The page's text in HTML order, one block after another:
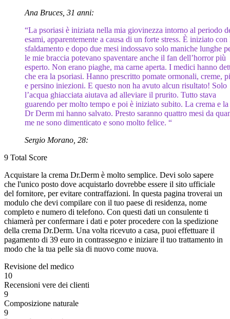
Ana Bruces, 31 anni:
“La psoriasi è iniziata nella mia giovinezza intorno al periodo
esami, apparentemente a causa di un forte stress. È iniziato con
sfaldamento e dopo due mesi indossavo solo maniche lunghe
le mie braccia potevano spaventare anche il fan dell’horror più
esperto. Non erano piaghe, ma carne aperta. I medici hanno
che era la psoriasi. Hanno prescritto pomate ormonali, creme,
e persino iniezioni. E questo non ha avuto alcun risultato! Solo
l’acqua ghiacciata aiutava ad alleviare il prurito. Tutto stava
guarendo per molto tempo e poi è iniziato subito. La crema e la
Dr Derm mi hanno salvato. Presto saranno quattro mesi da
me ne sono dimenticato e sono molto felice. “
Sergio Morano, 28:
9 Total Score
Acquistare la crema Dr.Derm è molto semplice. Devi solo sapere
che l'unico posto dove acquistarlo dovrebbe essere il sito ufficiale
del fornitore, per evitare contraffazioni. In questa pagina troverai un
modulo che devi compilare con il tuo paese di residenza, nome
completo e numero di telefono. Con questi dati un consulente ti
chiamerà per confermare i dati e poter procedere con la spedizione
della crema Dr.Derm. Una volta ricevuto a casa, puoi effettuare il
pagamento di 39 euro in contrassegno e iniziare il tuo trattamento in
modo che la tua pelle sia di nuovo come nuova.
Revisione del medico
10
Recensioni vere dei clienti
9
Composizione naturale
9